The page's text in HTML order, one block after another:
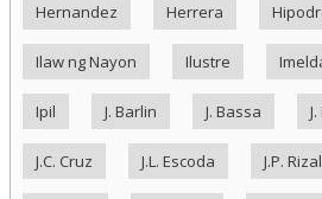
Hernandez Herrera
Ilaw ng Nayon Ilustre
Ipil J. Barlin J. Bassa
J.C. Cruz J.L. Escoda J.P. Rizal